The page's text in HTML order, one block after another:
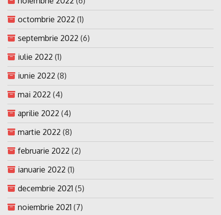
octombrie 2022 (1)
septembrie 2022 (6)
iulie 2022 (1)
iunie 2022 (8)
mai 2022 (4)
aprilie 2022 (4)
martie 2022 (8)
februarie 2022 (2)
ianuarie 2022 (1)
decembrie 2021 (5)
noiembrie 2021 (7)